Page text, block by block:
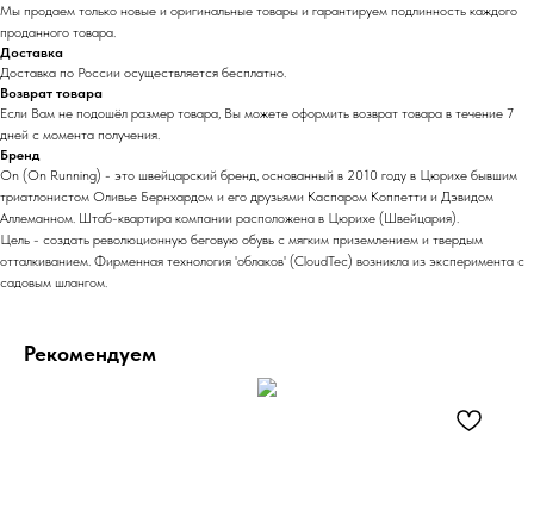
Мы продаем только новые и оригинальные товары и гарантируем подлинность каждого
проданного товара.
Доставка
Доставка по России осуществляется бесплатно.
Возврат товара
Если Вам не подошёл размер товара, Вы можете оформить возврат товара в течение 7
дней с момента получения.
Бренд
On (On Running) - это швейцарский бренд, основанный в 2010 году в Цюрихе бывшим
триатлонистом Оливье Бернхардом и его друзьями Каспаром Коппетти и Дэвидом
Аллеманном. Штаб-квартира компании расположена в Цюрихе (Швейцария).
Цель - создать революционную беговую обувь с мягким приземлением и твердым
отталкиванием. Фирменная технология 'облаков' (CloudTec) возникла из эксперимента с
садовым шлангом.
Рекомендуем